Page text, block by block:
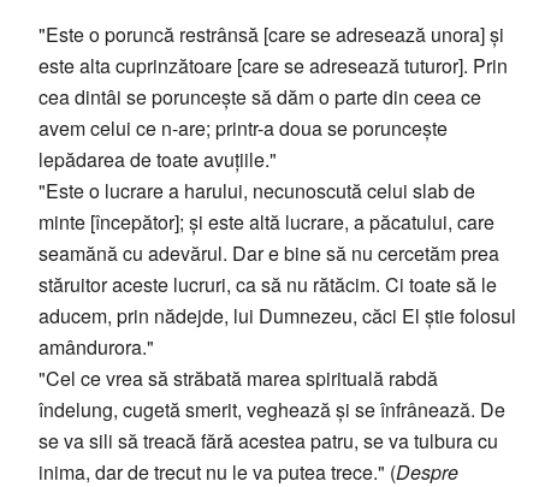
"Este o poruncă restrânsă [care se adresează unora] și
este alta cuprinzătoare [care se adresează tuturor]. Prin
cea dintâi se poruncește să dăm o parte din ceea ce
avem celui ce n-are; printr-a doua se poruncește
lepădarea de toate avuțiile."
"Este o lucrare a harului, necunoscută celui slab de
minte [începător]; și este altă lucrare, a păcatului, care
seamănă cu adevărul. Dar e bine să nu cercetăm prea
stăruitor aceste lucruri, ca să nu rătăcim. Ci toate să le
aducem, prin nădejde, lui Dumnezeu, căci El știe folosul
amândurora."
"Cel ce vrea să străbată marea spirituală rabdă
îndelung, cugetă smerit, veghează și se înfrânează. De
se va sili să treacă fără acestea patru, se va tulbura cu
inima, dar de trecut nu le va putea trece." (Despre